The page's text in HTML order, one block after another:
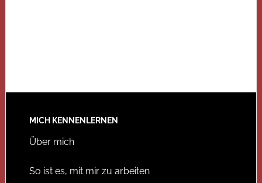
MICH KENNENLERNEN
Über mich
So ist es, mit mir zu arbeiten